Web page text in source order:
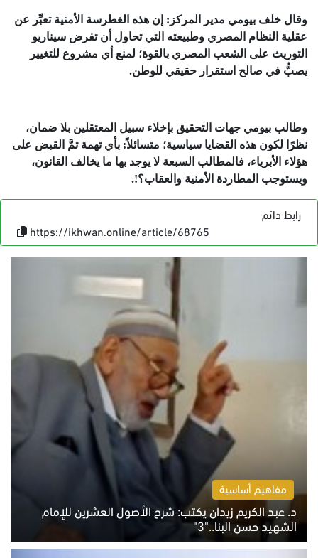
وقال خلف بيومي مدير المركز: إن هذه الغطرسة الأمنية تعبِّر عن
عقلية النظام المصري وطبيعته التي تحاول أن تفرض سيناريو
التوريث على الشعب المصري بالقوة؛ لمنع أي مشروع للتغيير
يصبُّ في صالح استقرار حقيقي للوطن.
وطالب بيومي جهات التحقيق بإخلاء سبيل المعتقلين بلا ضمان،
نظرًا لكون هذه القضايا سياسية؛ متسائلاً: بأي تهمة تمَّ القبض على
هؤلاء الأبرياء، فالمطالب السبعة لا يوجد بها ما يخالف القانون،
ويستوجب المطاردة الأمنية والعقاب؟!.
رابط دائم
https://ikhwan.online/article/68765
مفاهيم أساسية
د. عبد الكريم زيدان يكتب: شرح الأصول العشرين للإمام
الشهيد حسن البنا.."3"
الثلاثاء 4 أغسطس 2026 01:04 م